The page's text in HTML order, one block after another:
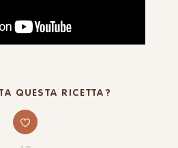
QUESTA RICETTA?